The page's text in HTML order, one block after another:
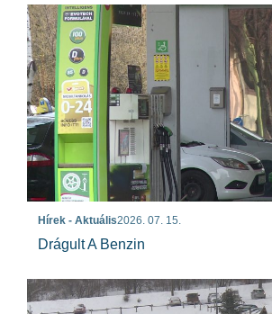
Hírek - Aktuális2026. 07. 15.
Drágult A Benzin